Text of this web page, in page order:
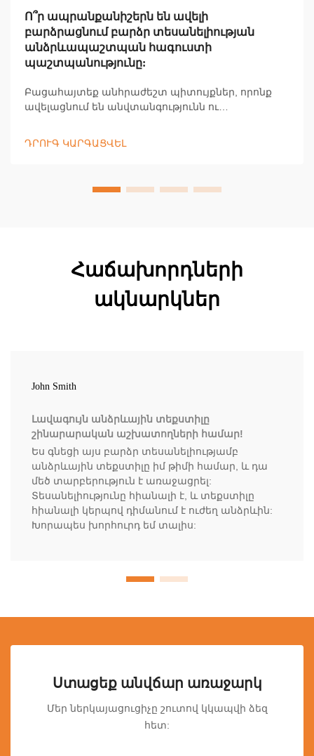
Ո՞ր ապրանքանիշերն են ավելի
բարձրացնում բարձր տեսանելիության
անձրևապաշտպան հագուստի
պաշտպանությունը:
Բացահայտեք անհրաժեշտ պիտույքներ, որոնք
ավելացնում են անվտանգությունն ու
պաշտպանվածությունը՝ օգտագործելով
ԴՐՈՒԳ ԿԱՐԳԱՑՎԵԼ
Հաճախորդների
ակնարկներ
John Smith
Լավագույն անձրևային տեքստիլը
շինարարական աշխատողների համար!
Ես գնեցի այս բարձր տեսանելիությամբ
անձրևային տեքստիլը իմ թիմի համար, և դա
մեծ տարբերություն է առաջացրել:
Տեսանելիությունը հիանալի է, և տեքստիլը
հիանալի կերպով դիմանում է ուժեղ անձրևին:
Խորապես խորհուրդ եմ տալիս:
Ստացեք անվճար առաջարկ
Մեր ներկայացուցիչը շուտով կկապվի ձեզ
հետ: